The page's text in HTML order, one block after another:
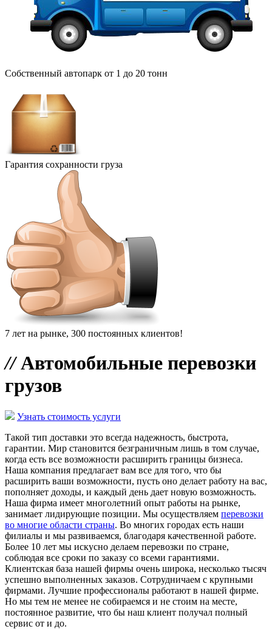
Собственный автопарк от 1 до 20 тонн
Гарантия сохранности груза
7 лет на рынке, 300 постоянных клиентов!
//Автомобильные перевозки
грузов
Узнать стоимость услуги
Такой тип доставки это всегда надежность, быстрота,
гарантии. Мир становится безграничным лишь в том случае,
когда есть все возможности расширить границы бизнеса.
Наша компания предлагает вам все для того, что бы
расширить ваши возможности, пусть оно делает работу на вас,
пополняет доходы, и каждый день дает новую возможность.
Наша фирма имеет многолетний опыт работы на рынке,
занимает лидирующие позиции. Мы осуществляем перевозки
во многие области страны. Во многих городах есть наши
филиалы и мы развиваемся, благодаря качественной работе.
Более 10 лет мы искусно делаем перевозки по стране,
соблюдая все сроки по заказу со всеми гарантиями.
Клиентская база нашей фирмы очень широка, несколько тысяч
успешно выполненных заказов. Сотрудничаем с крупными
фирмами. Лучшие профессионалы работают в нашей фирме.
Но мы тем не менее не собираемся и не стоим на месте,
постоянное развитие, что бы наш клиент получал полный
сервис от и до.